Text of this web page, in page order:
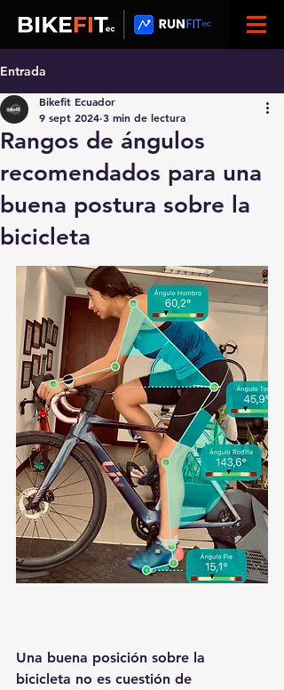
Entrada
Rangos de ángulos
recomendados para una
buena postura sobre la
bicicleta
Bikefit Ecuador
9 sept 2024 3 min de lectura
Una buena posición sobre la
bicicleta no es cuestión de